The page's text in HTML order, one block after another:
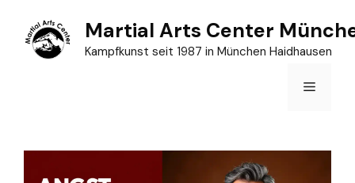
Inhalt
springen
Martial Arts Center
Kampfkunst seit 1987 in München Haidhausen
Menü